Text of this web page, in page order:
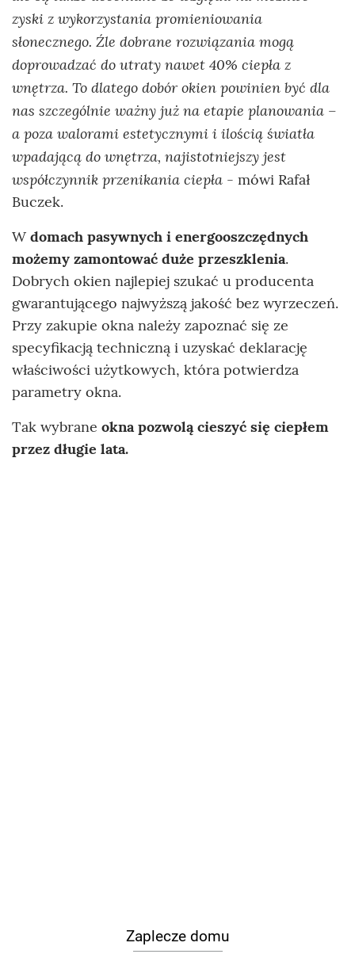
zyski z wykorzystania promieniowania
słonecznego. Źle dobrane rozwiązania mogą
doprowadzać do utraty nawet 40% ciepła z
wnętrza. To dlatego dobór okien powinien być dla
nas szczególnie ważny już na etapie planowania –
a poza walorami estetycznymi i ilością światła
wpadającą do wnętrza, najistotniejszy jest
współczynnik przenikania ciepła - mówi Rafał
Buczek.
Wdomach pasywnych i energooszczędnych
możemy zamontować duże przeszklenia.
Dobrych okien najlepiej szukać u producenta
gwarantującego najwyższą jakość bez wyrzeczeń.
Przy zakupie okna należy zapoznać się ze
specyfikacją techniczną i uzyskać deklarację
właściwości użytkowych, która potwierdza
parametry okna.
Tak wybrane okna pozwolą cieszyć się ciepłem
przez długie lata.
Zaplecze domu